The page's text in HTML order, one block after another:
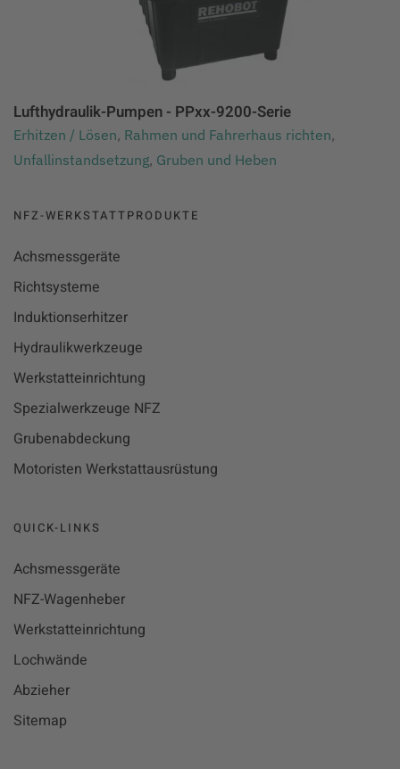
Lufthydraulik-Pumpen - PPxx-9200-Serie
Erhitzen / Lösen, Rahmen und Fahrerhaus richten,
Unfallinstandsetzung, Gruben und Heben
NFZ-WERKSTATTPRODUKTE
Achsmessgeräte
Richtsysteme
Induktionserhitzer
Hydraulikwerkzeuge
Werkstatteinrichtung
Spezialwerkzeuge NFZ
Grubenabdeckung
Motoristen Werkstattausrüstung
QUICK-LINKS
Achsmessgeräte
NFZ-Wagenheber
Werkstatteinrichtung
Lochwände
Abzieher
Sitemap